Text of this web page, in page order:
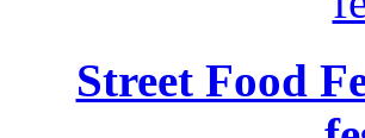
Street Food